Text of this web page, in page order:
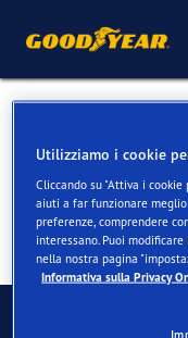
Utilizziamo i cookie
Cliccando su "Attiva i
aiuti a far funzionare
preferenze, comprendere
interessano. Puoi
nella nostra pagina
Informativa sulla Privacy